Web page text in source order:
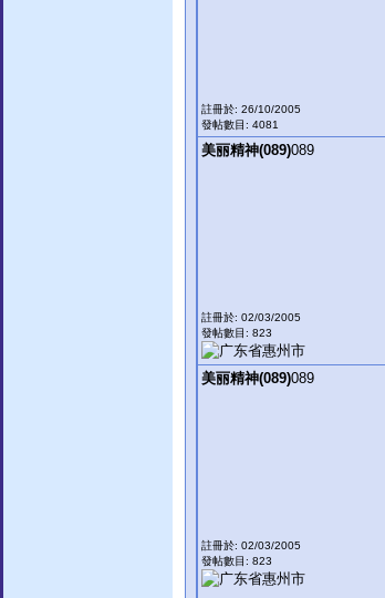
註冊於: 26/10/2005
發帖數目: 4081
美丽精神(089)089
註冊於: 02/03/2005
發帖數目: 823
美丽精神(089)089
註冊於: 02/03/2005
發帖數目: 823